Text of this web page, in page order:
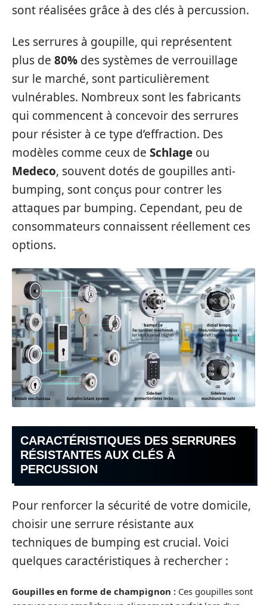
sont réalisées grâce à des clés à percussion.
Les serrures à goupille, qui représentent
plus de 80% des systèmes de verrouillage
sur le marché, sont particulièrement
vulnérables. Nombreux sont les fabricants
qui commencent à concevoir des serrures
pour résister à ce type d’effraction. Des
modèles comme ceux de Schlage ou
Medeco, souvent dotés de goupilles anti-
bumping, sont conçus pour contrer les
attaques par bumping. Cependant, peu de
consommateurs connaissent réellement ces
options.
CARACTÉRISTIQUES DES SERRURES
RÉSISTANTES AUX CLÉS À
PERCUSSION
Pour renforcer la sécurité de votre domicile,
choisir une serrure résistante aux
techniques de bumping est crucial. Voici
quelques caractéristiques à rechercher :
Goupilles en forme de champignon : Ces goupilles sont